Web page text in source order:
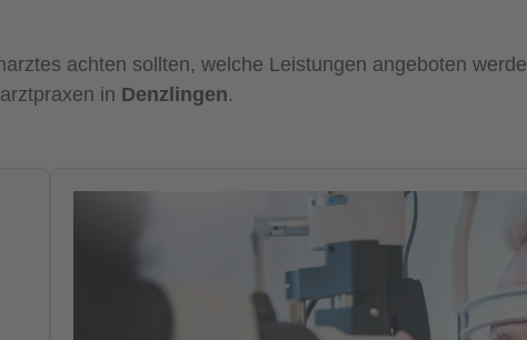
achten sollten, welche Leistungen angeboten
in Denzlingen.